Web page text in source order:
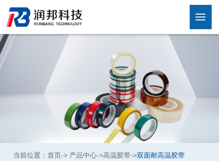
当前位置： 首页-> 产品中心->高温胶带->双面耐高温胶带